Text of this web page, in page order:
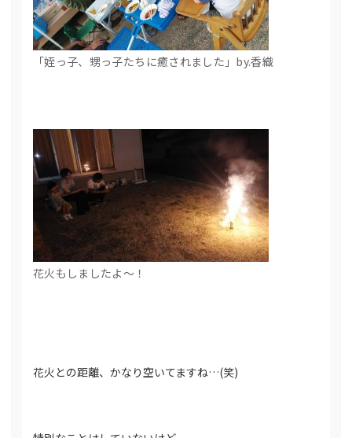
「姪っ子、甥っ子たちに癒されました」by.香織
花火もしましたよ～！
花火との距離、かなり空いてますね…(笑)